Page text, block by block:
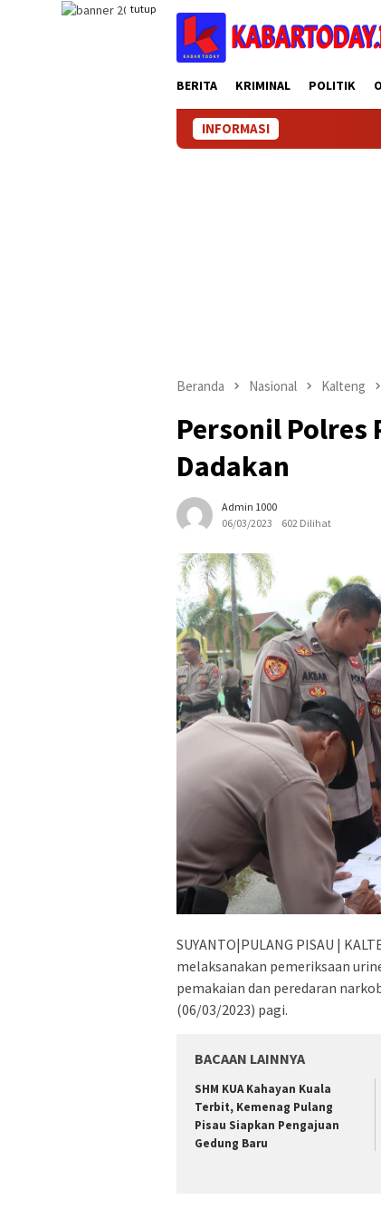
tutup
BERITA KRIMINAL POLITIK
INFORMASI
Beranda Nasional Kalteng
Personil Polres
Dadakan
Admin 1000
06/03/2023
602 Dilihat
SUYANTO|PULANG PISAU |
melaksanakan pemeriksaan
pemakaian dan peredaran
(06/03/2023) pagi.
BACAAN LAINNYA
SHM KUA Kahayan Kuala
Terbit, Kemenag Pulang
Pisau Siapkan Pengajuan
Gedung Baru